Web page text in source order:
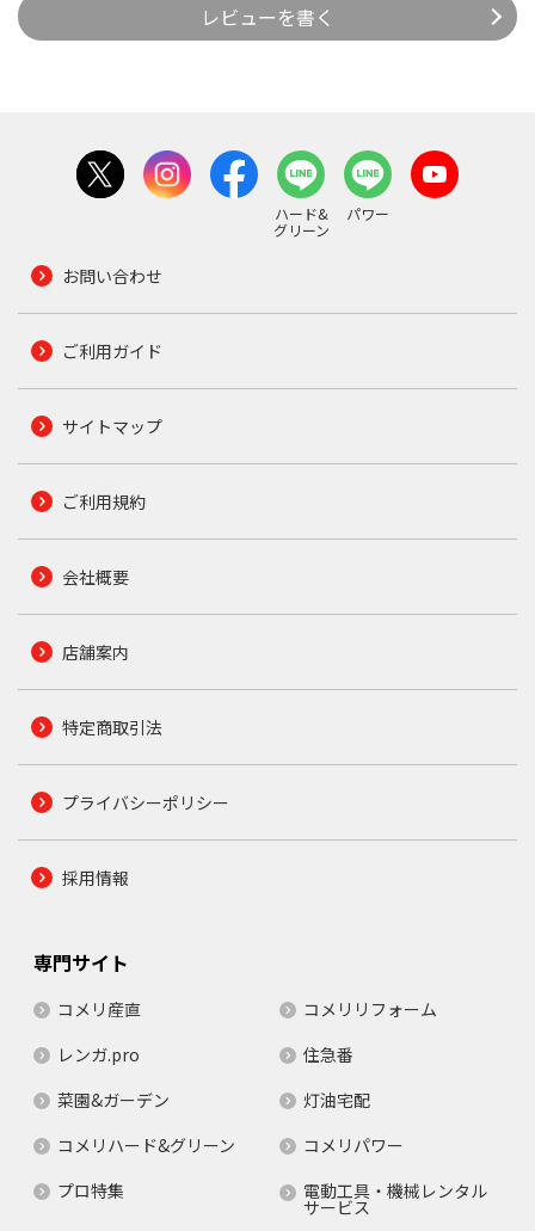
レビューを書く
ハード&
グリーン
パワー
お問い合わせ
ご利用ガイド
サイトマップ
ご利用規約
会社概要
店舗案内
特定商取引法
プライバシーポリシー
採用情報
専門サイト
コメリ産直
コメリリフォーム
レンガ.pro
住急番
菜園&ガーデン
灯油宅配
コメリハード&グリーン
コメリパワー
プロ特集
電動工具・機械レンタル
サービス